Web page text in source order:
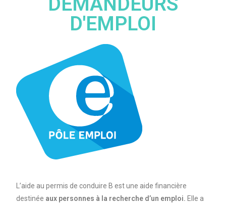
D'EMPLOI
L’aide au permis de conduire B est une aide financière
destinée aux personnes à la recherche d’un emploi. Elle a